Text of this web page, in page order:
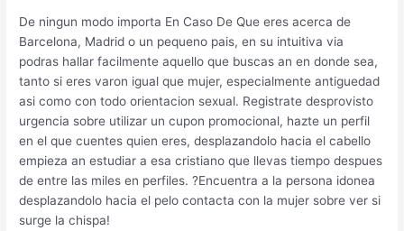
De ningun modo importa En Caso De Que eres acerca de
Barcelona, Madrid o un pequeno pais, en su intuitiva vi­a
podras hallar facilmente aquello que buscas an en donde sea,
tanto si eres varon igual que mujer, especialmente antiguedad
asi­ como con todo orientacion sexual. Registrate desprovisto
urgencia sobre utilizar un cupon promocional, hazte un perfil
en el que cuentes quien eres, desplazandolo hacia el cabello
empieza an estudiar a esa cristiano que llevas tiempo despues
de entre las miles en perfiles. ?Encuentra a la persona idonea
desplazandolo hacia el pelo contacta con la mujer sobre ver si
surge la chispa!